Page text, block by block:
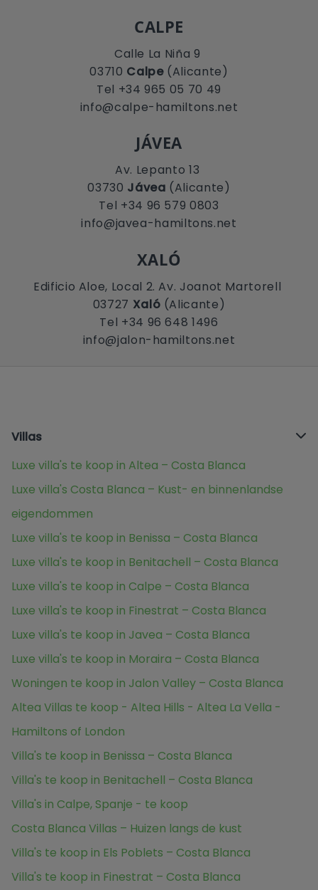
CALPE
Calle La Niña 9
03710 Calpe(Alicante)
Tel +34 965 05 70 49
info@calpe-hamiltons.net
JÁVEA
Av. Lepanto 13
03730 Jávea (Alicante)
Tel +34 96 579 0803
info@javea-hamiltons.net
XALÓ
Edificio Aloe, Local 2. Av. Joanot Martorell
03727 Xaló (Alicante)
Tel +34 96 648 1496
info@jalon-hamiltons.net
Villas
Luxe villa's te koop in Altea – Costa Blanca
Luxe villa's Costa Blanca – Kust- en binnenlandse
eigendommen
Luxe villa's te koop in Benissa – Costa Blanca
Luxe villa's te koop in Benitachell – Costa Blanca
Luxe villa's te koop in Calpe – Costa Blanca
Luxe villa's te koop in Finestrat – Costa Blanca
Luxe villa's te koop in Javea – Costa Blanca
Luxe villa's te koop in Moraira – Costa Blanca
Woningen te koop in Jalon Valley – Costa Blanca
Altea Villas te koop - Altea Hills - Altea La Vella -
Hamiltons of London
Villa's te koop in Benissa – Costa Blanca
Villa's te koop in Benitachell – Costa Blanca
Villa's in Calpe, Spanje - te koop
Costa Blanca Villas – Huizen langs de kust
Villa's te koop in Els Poblets – Costa Blanca
Villa's te koop in Finestrat – Costa Blanca